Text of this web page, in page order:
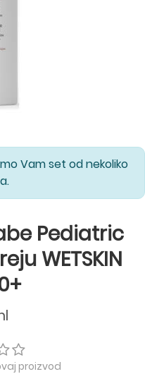
Vam set od nekoliko
Pediatric
WETSKIN
proizvod